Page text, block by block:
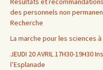
des personnels non
Recherche
La marche pour les sciences
JEUDI 20 AVRIL 17H30-19H30
l’Esplanade